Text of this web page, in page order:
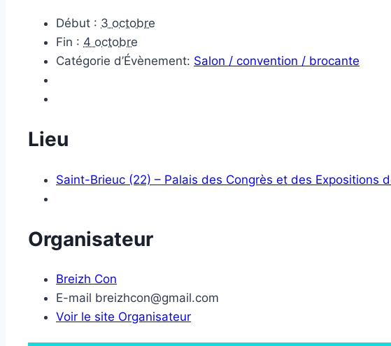
Début : 3 octobre
Fin : 4 octobre
Catégorie d’Évènement: Salon / convention / brocante
Lieu
Saint-Brieuc (22) – Palais des Congrès et des Expositions
Organisateur
Breizh Con
E-mail breizhcon@gmail.com
Voir le site Organisateur